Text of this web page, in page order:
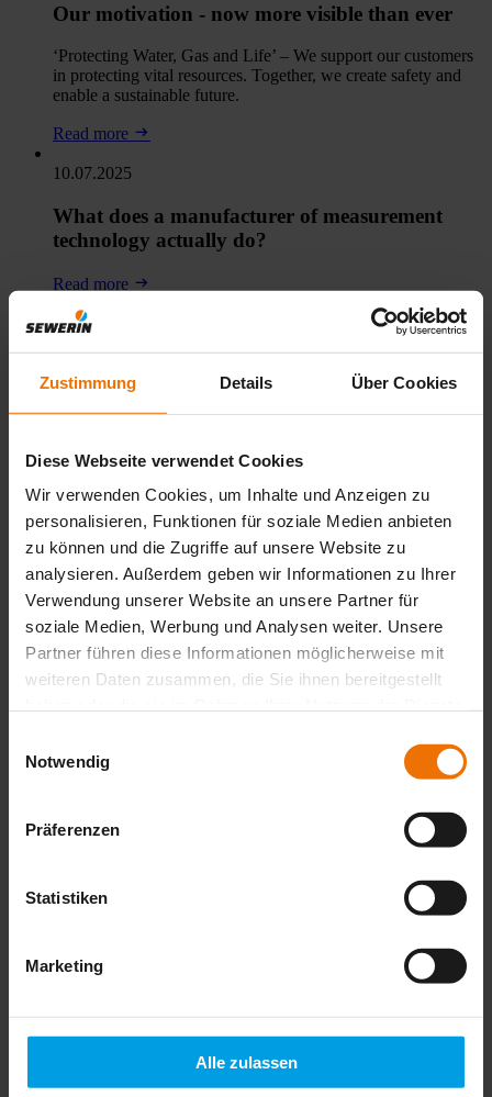
Zustimmung Details Über Cookies
Diese Webseite verwendet Cookies
Wir verwenden Cookies, um Inhalte und Anzeigen zu
personalisieren, Funktionen für soziale Medien anbieten
zu können und die Zugriffe auf unsere Website zu
analysieren. Außerdem geben wir Informationen zu Ihrer
Verwendung unserer Website an unsere Partner für
soziale Medien, Werbung und Analysen weiter. Unsere
Partner führen diese Informationen möglicherweise mit
weiteren Daten zusammen, die Sie ihnen bereitgestellt
Notwendig
Präferenzen
Statistiken
Marketing
Alle zulassen
Our motivation - now more visible than ever
‘Protecting Water, Gas and Life’ – We support our customers
in protecting vital resources. Together, we create safety and
enable a sustainable future.
Read more
10.07.2025
What does a manufacturer of measurement
technology actually do?
Read more
13.05.2025
Read more
More than 2,000 square meters for safety and
environmental protection
Read more
12.02.2025
Hydrophones in water leak detection
Read more
SEWERIN in the Gulf region with Bin Moosa
Read more
Read more
New to the SEWERIN team: Armin Seibold
Read more